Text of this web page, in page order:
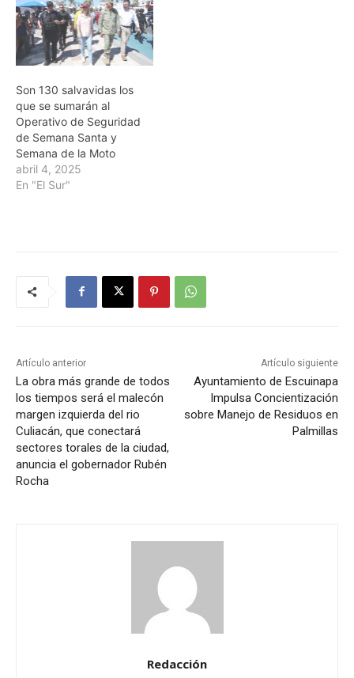
Son 130 salvavidas los
que se sumarán al
Operativo de Seguridad
de Semana Santa y
Semana de la Moto
abril 4, 2025
En "El Sur"
Artículo anterior
La obra más grande de todos
los tiempos será el malecón
margen izquierda del rio
Culiacán, que conectará
sectores torales de la ciudad,
anuncia el gobernador Rubén
Rocha
Artículo siguiente
Ayuntamiento de Escuinapa
Impulsa Concientización
sobre Manejo de Residuos en
Palmillas
Redacción